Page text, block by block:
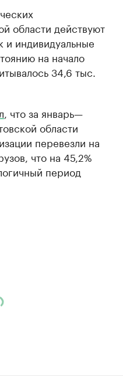
области действуют
и индивидуальные
на начало
34,6 тыс.
, что за январь—
области
перевезли на
что на 45,2%
период